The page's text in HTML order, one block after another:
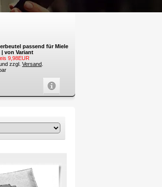
passend für Miele
| von Variant
9,98EUR
zzgl. Versand